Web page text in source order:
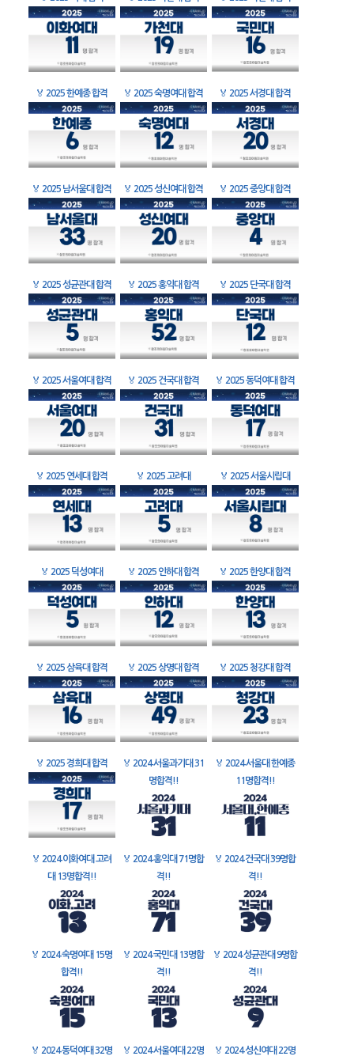
🏅 2025 한예종 합격 🏅 2025 숙명여대 합격 🏅 2025 서경대 합격
🏅 2025 남서울대 합격 🏅 2025 성신여대 합격 🏅 2025 중앙대 합격
🏅 2025 성균관대 합격 🏅 2025 홍익대 합격 🏅 2025 단국대 합격
🏅 2025 서울여대 합격 🏅 2025 건국대 합격 🏅 2025 동덕여대 합격
🏅 2025 연세대 합격 🏅 2025 고려대 🏅 2025 서울시립대
🏅 2025 덕성여대 🏅 2025 인하대 합격 🏅 2025 한양대 합격
🏅 2025 삼육대 합격 🏅 2025 상명대 합격 🏅 2025 청강대 합격
🏅 2025 경희대 합격 🏅 2024 서울과기대 31
명합격!!
🏅 2024 서울대 한예종
11명합격!!
🏅 2024 이화여대 고려
대 13명합격!!
🏅 2024 홍익대 71명합
격!!
🏅 2024 건국대 39명합
격!!
🏅 2024 숙명여대 15명
합격!!
🏅 2024 국민대 13명합
격!!
🏅 2024 성균관대 9명합
격!!
🏅 2024 동덕여대 32명
🏅 2024 서울여대 22명
🏅 2024 성신여대 22명